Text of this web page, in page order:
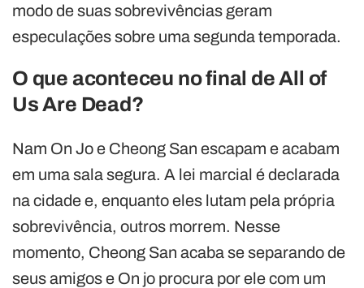
modo de suas sobrevivências geram
especulações sobre uma segunda temporada.
O que aconteceu no final de All of
Us Are Dead?
Nam On Jo e Cheong San escapam e acabam
em uma sala segura. A lei marcial é declarada
na cidade e, enquanto eles lutam pela própria
sobrevivência, outros morrem. Nesse
momento, Cheong San acaba se separando de
seus amigos e On jo procura por ele com um